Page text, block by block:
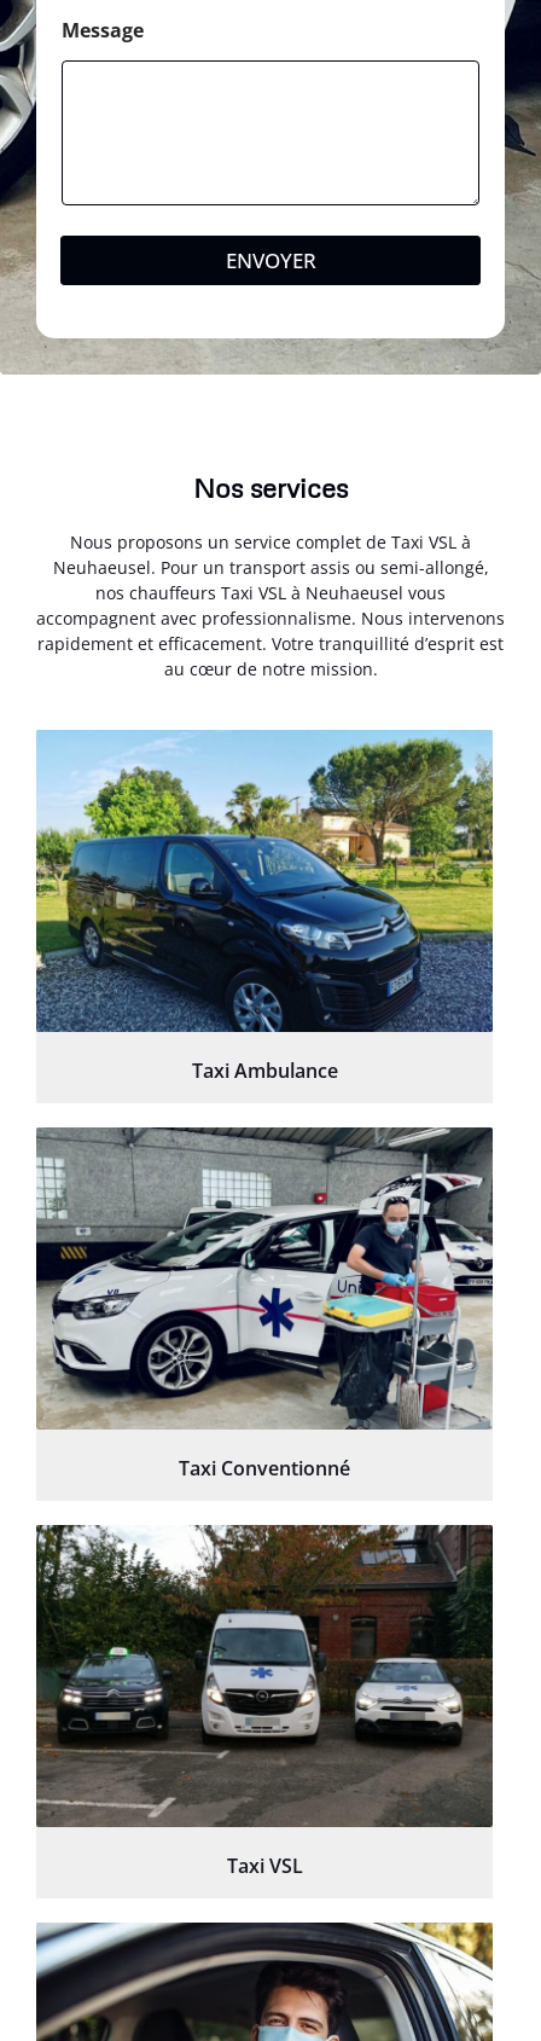
Message
ENVOYER
Nos services
Nous proposons un service complet de Taxi VSL à
Neuhaeusel. Pour un transport assis ou semi-allongé,
nos chauffeurs Taxi VSL à Neuhaeusel vous
accompagnent avec professionnalisme. Nous intervenons
rapidement et efficacement. Votre tranquillité d’esprit est
au cœur de notre mission.
Taxi Ambulance
Taxi Conventionné
Taxi VSL